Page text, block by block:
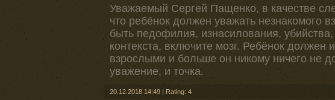
Уважаемый Сергей Пащенко, в качестве
что ребёнок должен уважать незнакомого
быть педофилия, изнасилования,
контекста, включите мозг. Ребёнок
взрослыми и больше он никому ничего не
уважение, и точка.
20.12.2018 14:49 | Rating: 4